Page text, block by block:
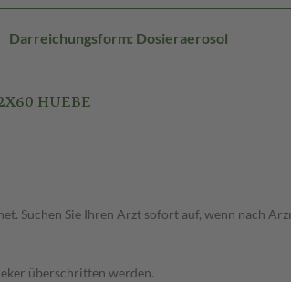
Darreichungsform: Dosieraerosol
HUEBE
Suchen Sie Ihren Arzt sofort auf, wenn nach
überschritten werden.